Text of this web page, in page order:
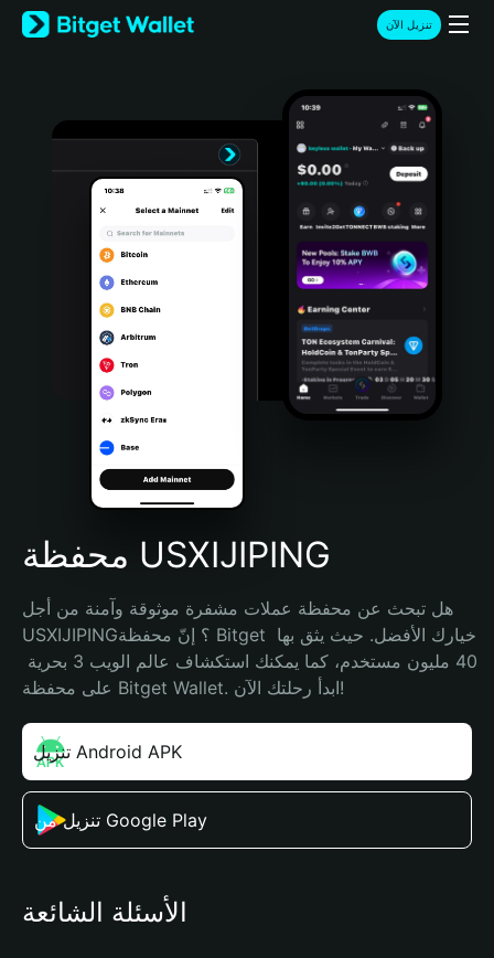
English
日本語
Türkçe
Português (Portugal)
Bahasa Indonesia
Português (Brasil)
Español (Argentina)
تنزيل الآن
محفظة USXIJIPING
هل تبحث عن محفظة عملات مشفرة موثوقة وآمنة من أجل
USXIJIPING؟ إنّ محفظة Bitget خيارك الأفضل. حيث يثق بها
على محفظة Bitget Wallet. ابدأ رحلتك الآن!
تنزيل Android APK
تنزيل من Google Play
الأسئلة الشائعة